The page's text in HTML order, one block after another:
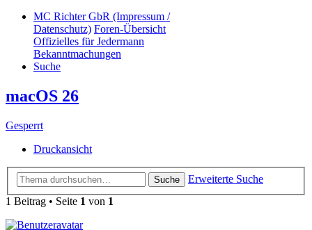
MC Richter GbR (Impressum /
Datenschutz) Foren-Übersicht
Offizielles für Jedermann
Bekanntmachungen
Suche
macOS 26
Gesperrt
Druckansicht
Suche
Erweiterte Suche
1 Beitrag • Seite 1 von 1